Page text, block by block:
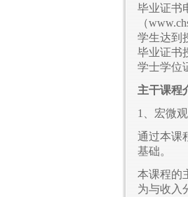
毕业证书
（
学生达到
毕业证书
学士学位
主干课程
1、宏微
通过本课
基础。
本课程的
为与收入